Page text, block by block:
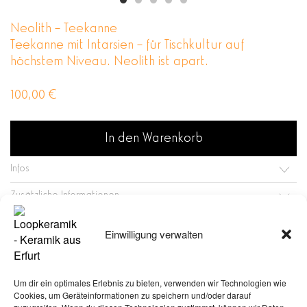
Einwilligung verwalten
Um dir ein optimales Erlebnis zu bieten, verwenden wir Technologien wie
Cookies, um Geräteinformationen zu speichern und/oder darauf
Neolith – Teekanne
Teekanne mit Intarsien – für Tischkultur auf
höchstem Niveau. Neolith ist apart.
100,00 €
1 vorrätig
In den Warenkorb
Infos
Zusätzliche Informationen
Related Products